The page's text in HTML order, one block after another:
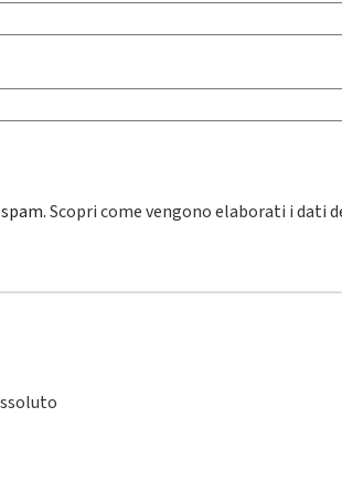
Scopri come vengono elaborati i dati